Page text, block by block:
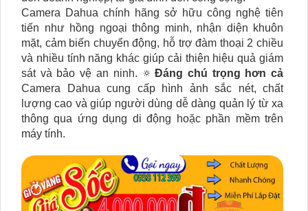
Camera Dahua chính hãng sở hữu công nghệ tiên
tiến như hồng ngoại thông minh, nhận diện khuôn
mặt, cảm biến chuyển động, hỗ trợ đàm thoại 2 chiều
và nhiều tính năng khác giúp cải thiện hiệu quả giám
sát và bảo vệ an ninh. 🔅Đáng chú trọng hơn cả
Camera Dahua cung cấp hình ảnh sắc nét, chất
lượng cao và giúp người dùng dễ dàng quản lý từ xa
thông qua ứng dụng di động hoặc phần mềm trên
máy tính.